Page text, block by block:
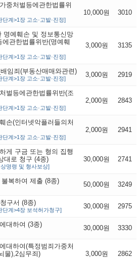
중처벌등에관한법률위
계>1장 고소·고발·진정]
10,000원 3010
명예훼손 및 정보통신망
관한법률위반(명예훼
계>1장 고소·고발·진정]
3,000원 3135
임죄(부동산매매와관련)
계>1장 고소·고발·진정] 3,000원 2919
벌등에관한법률위반(조
계>1장 고소·고발·진정]
2,000원 2843
손(인터넷악플러들의처
계>1장 고소·고발·진정]
2,000원 2941
게 구금 또는 형의 집행
대로 청구 (4종)
명령 및 형사보상]
30,000원 2741
복하여 제출 (8종) 50,000원 3249
구서 (8종)
단계>4장 보석허가청구] 30,000원 2975
대하여 (3종) 30,000원 3330
대하여(특정범죄가중처
물),2심무죄)
3,000원 2862